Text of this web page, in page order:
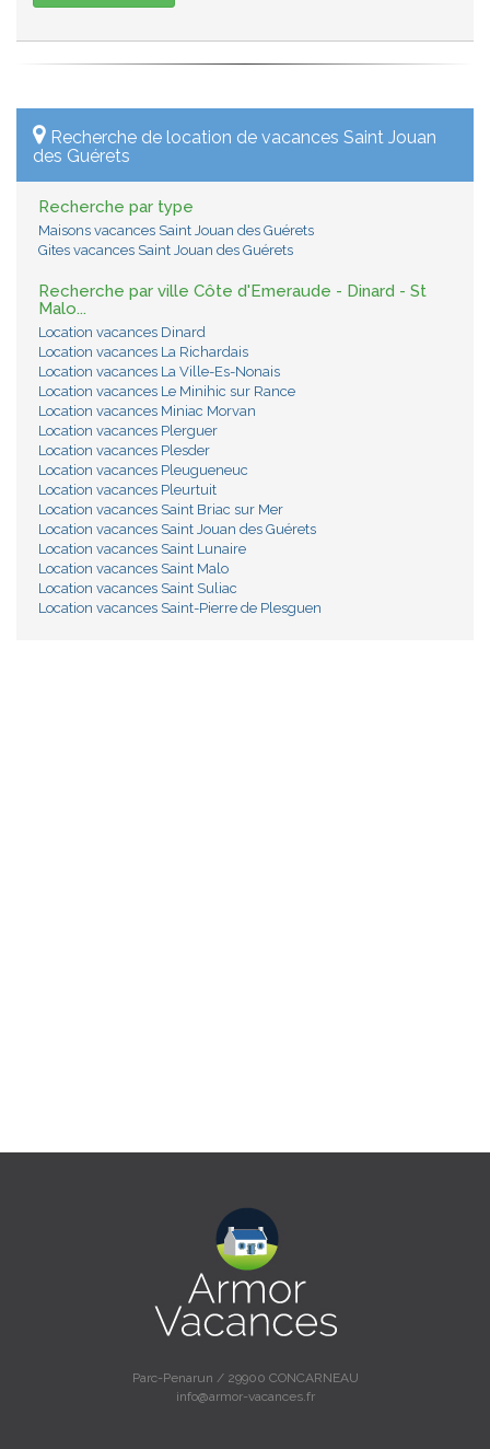
Recherche de location de vacances Saint Jouan
des Guérets
Recherche par type
Maisons vacances Saint Jouan des Guérets
Gites vacances Saint Jouan des Guérets
Recherche par ville Côte d'Emeraude - Dinard - St
Malo...
Location vacances Dinard
Location vacances La Richardais
Location vacances La Ville-Es-Nonais
Location vacances Le Minihic sur Rance
Location vacances Miniac Morvan
Location vacances Plerguer
Location vacances Plesder
Location vacances Pleugueneuc
Location vacances Pleurtuit
Location vacances Saint Briac sur Mer
Location vacances Saint Jouan des Guérets
Location vacances Saint Lunaire
Location vacances Saint Malo
Location vacances Saint Suliac
Location vacances Saint-Pierre de Plesguen
Parc-Penarun / 29900 CONCARNEAU
info@armor-vacances.fr